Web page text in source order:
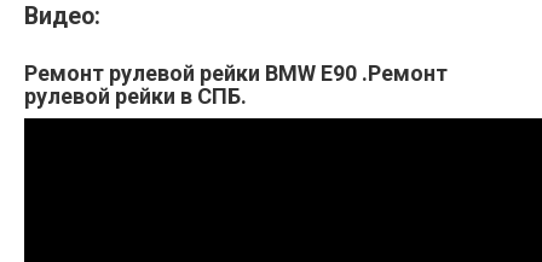
Видео:
Ремонт рулевой рейки BMW E90 .Ремонт
рулевой рейки в СПБ.